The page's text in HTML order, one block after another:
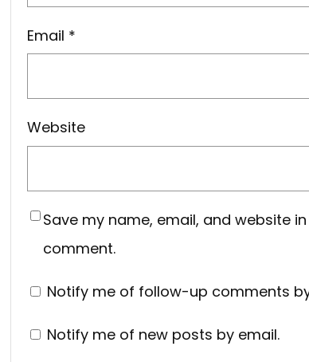
Email *
Website
Save my name, email, and website
comment.
Notify me of follow-up comments
Notify me of new posts by email.